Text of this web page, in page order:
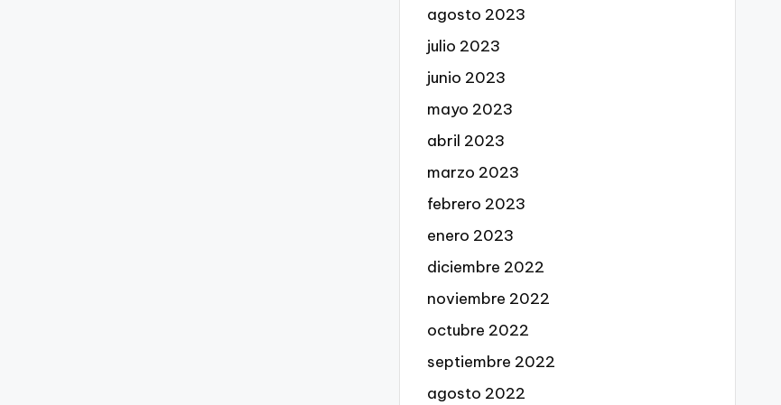
agosto 2023
julio 2023
junio 2023
mayo 2023
abril 2023
marzo 2023
febrero 2023
enero 2023
diciembre 2022
noviembre 2022
octubre 2022
septiembre 2022
agosto 2022